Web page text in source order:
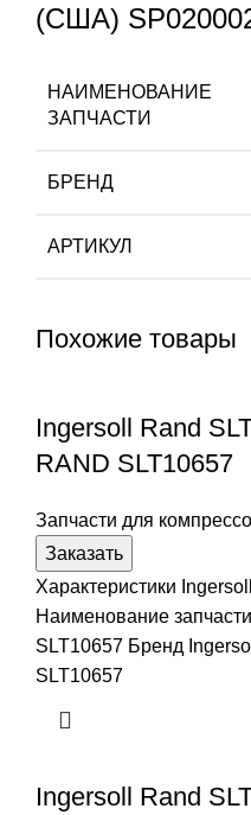
(США)
НАИМЕНОВАНИЕ
ЗАПЧАСТИ
БРЕНД
АРТИКУЛ
Похожие товары
Ingersoll Rand
RAND SLT10657
Запчасти для
Заказать
Характеристики
Наименование
SLT10657 Бренд
SLT10657
Ingersoll Rand